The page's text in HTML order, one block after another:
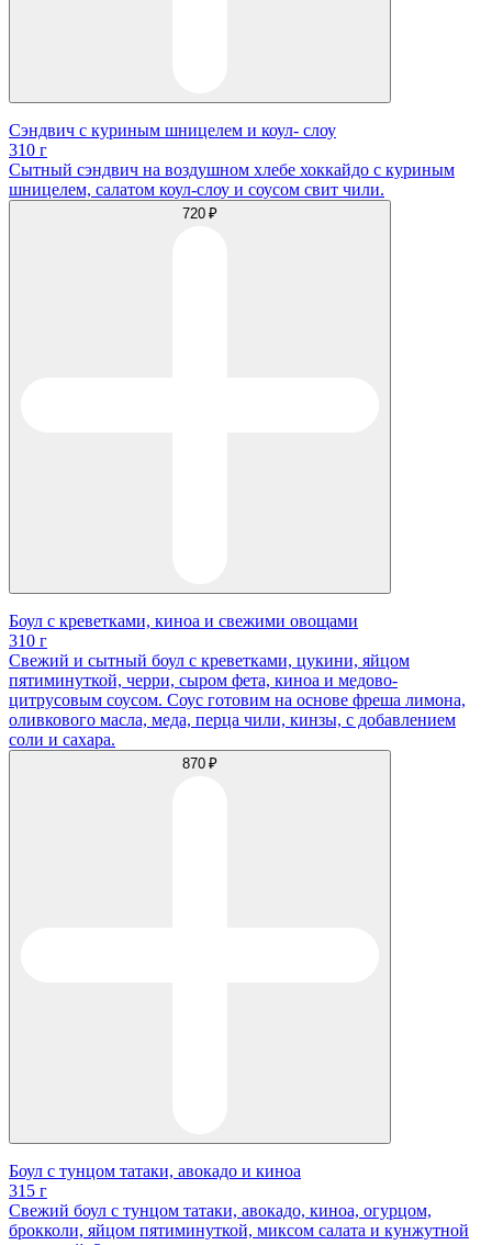
Сэндвич с куриным шницелем и коул- слоу
310 г
Сытный сэндвич на воздушном хлебе хоккайдо с куриным
шницелем, салатом коул-слоу и соусом свит чили.
720 ₽
Боул с креветками, киноа и свежими овощами
310 г
Свежий и сытный боул с креветками, цукини, яйцом
пятиминуткой, черри, сыром фета, киноа и медово-
цитрусовым соусом. Соус готовим на основе фреша лимона,
оливкового масла, меда, перца чили, кинзы, с добавлением
соли и сахара.
870 ₽
Боул с тунцом татаки, авокадо и киноа
315 г
Свежий боул с тунцом татаки, авокадо, киноа, огурцом,
брокколи, яйцом пятиминуткой, миксом салата и кунжутной